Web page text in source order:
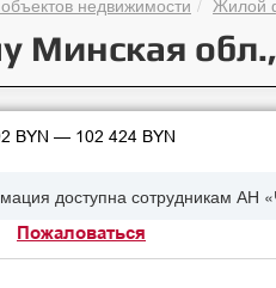
недвижимости Жилой
Минская
BYN — 102 424 BYN
доступна сотрудникам АН
Пожаловаться